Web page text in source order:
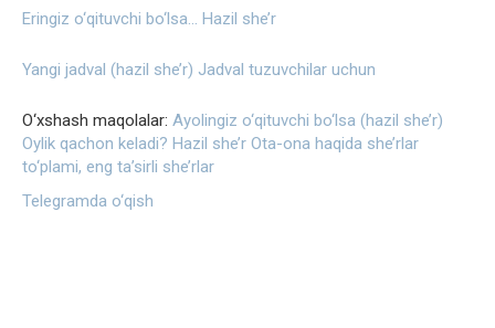
Eringiz o‘qituvchi bo‘lsa… Hazil she’r
Yangi jadval (hazil she’r) Jadval tuzuvchilar uchun
O‘xshash maqolalar: Ayolingiz o‘qituvchi bo‘lsa (hazil she’r)
Oylik qachon keladi? Hazil she’r Ota-ona haqida she’rlar
to‘plami, eng ta’sirli she’rlar
Telegramda o‘qish